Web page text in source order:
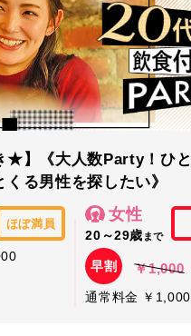
★】《大人数Party！ひと
くる男性を探したい》
ほぼ満員
女性
20～29歳 まで
早割 ￥1,000
通常料金 ￥1,000